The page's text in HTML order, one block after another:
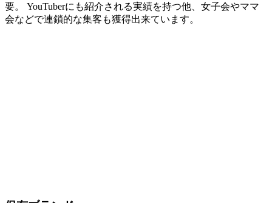
要。 YouTuberにも紹介される実績を持つ他、女子会やママ
会などで連鎖的な集客も獲得出来ています。